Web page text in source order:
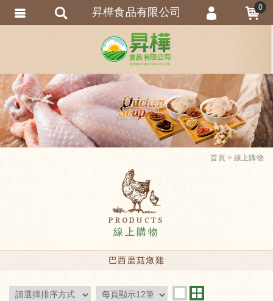
首頁 線上購物
PRODUCTS
線上購物
巴西磨菇燉雞
昇樺食品有限公司 0
會員登入
會員註冊
忘記密碼
訂單查詢